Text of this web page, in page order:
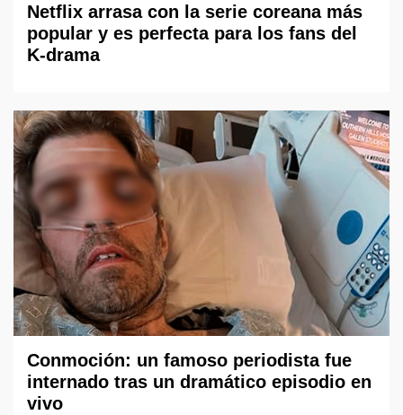
Netflix arrasa con la serie coreana más
popular y es perfecta para los fans del
K-drama
Conmoción: un famoso periodista fue
internado tras un dramático episodio en
vivo